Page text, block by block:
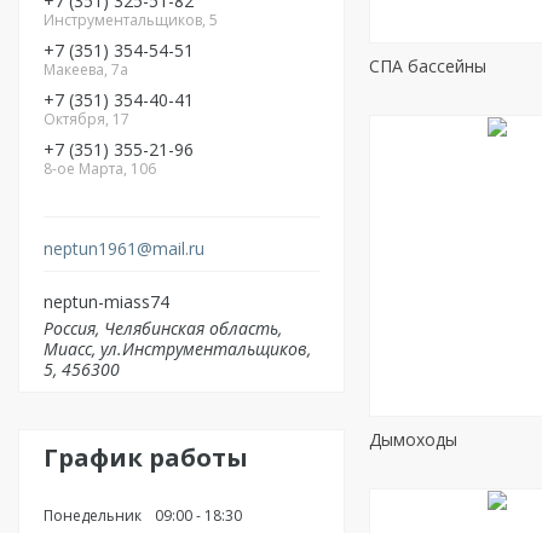
Инструментальщиков, 5
+7 351 354-54-51
Макеева, 7а
+7 351 354-40-41
Октября, 17
+7 351 355-21-96
8-ое Марта, 106
neptun1961@mail.ru
neptun-miass74
Россия Челябинская область
Миасс ул.Инструментальщиков,
5 456300
График работы
Понедельник 09:00
18:30
СПА бассейны
Дымоходы